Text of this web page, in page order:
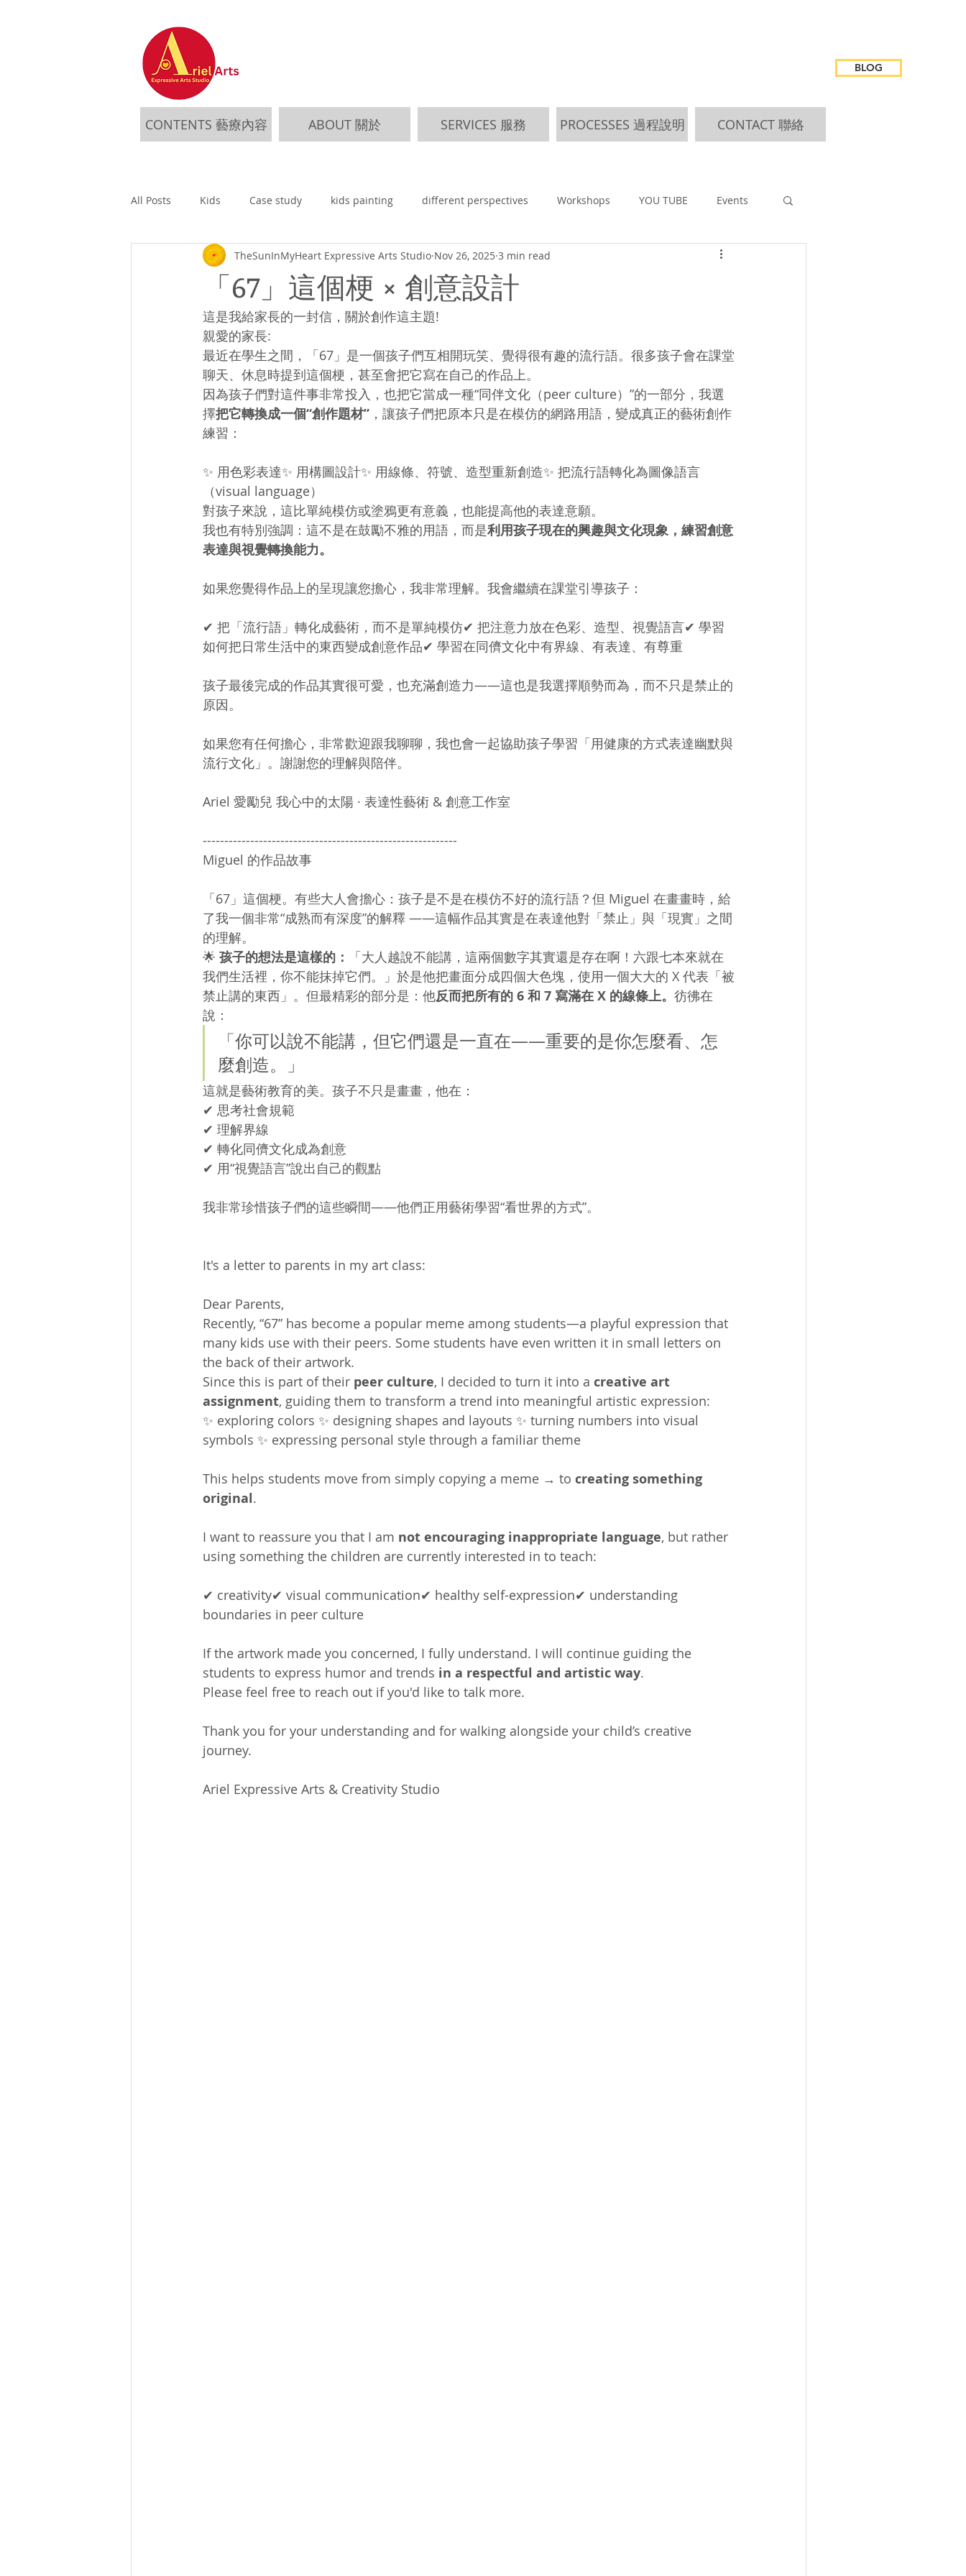
BLOG
CONTENTS 藝療內容 ABOUT 關於 SERVICES 服務 PROCESSES 過程說明 CONTACT 聯絡
All Posts Kids Case study kids painting different perspectives Workshops YOU TUBE Events
「67」這個梗 × 創意設計
TheSunInMyHeart Expressive Arts Studio Nov 26, 2025 3 min read
這是我給家長的一封信，關於創作這主題!
親愛的家長:
最近在學生之間，「67」是一個孩子們互相開玩笑、覺得很有趣的流行語。很多孩子會在課堂
聊天、休息時提到這個梗，甚至會把它寫在自己的作品上。
因為孩子們對這件事非常投入，也把它當成一種“同伴文化（peer culture）”的一部分，我選
擇把它轉換成一個“創作題材” ，讓孩子們把原本只是在模仿的網路用語，變成真正的藝術創作
練習：
✨ 用色彩表達✨ 用構圖設計✨ 用線條、符號、造型重新創造✨ 把流行語轉化為圖像語言
（visual language）
對孩子來說，這比單純模仿或塗鴉更有意義，也能提高他的表達意願。
我也有特別強調：這不是在鼓勵不雅的用語，而是利用孩子現在的興趣與文化現象，練習創意
表達與視覺轉換能力。
如果您覺得作品上的呈現讓您擔心，我非常理解。我會繼續在課堂引導孩子：
✔ 把「流行語」轉化成藝術，而不是單純模仿✔ 把注意力放在色彩、造型、視覺語言✔ 學習
如何把日常生活中的東西變成創意作品✔ 學習在同儕文化中有界線、有表達、有尊重
孩子最後完成的作品其實很可愛，也充滿創造力——這也是我選擇順勢而為，而不只是禁止的
原因。
如果您有任何擔心，非常歡迎跟我聊聊，我也會一起協助孩子學習「用健康的方式表達幽默與
流行文化」。謝謝您的理解與陪伴。
Ariel 愛勵兒 我心中的太陽 · 表達性藝術 & 創意工作室
-----------------------------------------------------------
Miguel 的作品故事
「67」這個梗。有些大人會擔心：孩子是不是在模仿不好的流行語？但 Miguel 在畫畫時，給
了我一個非常“成熟而有深度”的解釋 ——這幅作品其實是在表達他對「禁止」與「現實」之間
的理解。
🌟 孩子的想法是這樣的：
「大人越說不能講，這兩個數字其實還是存在啊！六跟七本來就在
我們生活裡，你不能抹掉它們。」於是他把畫面分成四個大色塊，使用一個大大的 X 代表「被
禁止講的東西」。但最精彩的部分是：他反而把所有的 6 和 7 寫滿在 X 的線條上。 彷彿在
說：
「你可以說不能講，但它們還是一直在——重要的是你怎麼看、怎
麼創造。」
這就是藝術教育的美。孩子不只是畫畫，他在：
✔ 思考社會規範
✔ 理解界線
✔ 轉化同儕文化成為創意
✔ 用“視覺語言”說出自己的觀點
我非常珍惜孩子們的這些瞬間——他們正用藝術學習“看世界的方式”。
It's a letter to parents in my art class:
Dear Parents,
Recently, “67” has become a popular meme among students—a playful expression that
many kids use with their peers. Some students have even written it in small letters on
the back of their artwork.
Since this is part of their peer culture, I decided to turn it into a creative art
assignment, guiding them to transform a trend into meaningful artistic expression:
✨ exploring colors ✨ designing shapes and layouts ✨ turning numbers into visual
symbols ✨ expressing personal style through a familiar theme
This helps students move from simply copying a meme → to creating something
original.
I want to reassure you that I am not encouraging inappropriate language, but rather
using something the children are currently interested in to teach:
✔ creativity✔ visual communication✔ healthy self-expression✔ understanding
boundaries in peer culture
If the artwork made you concerned, I fully understand. I will continue guiding the
students to express humor and trends in a respectful and artistic way.
Please feel free to reach out if you'd like to talk more.
Thank you for your understanding and for walking alongside your child’s creative
journey.
Ariel Expressive Arts & Creativity Studio